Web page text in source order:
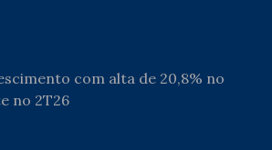
com alta de 20,8% no
no 2T26